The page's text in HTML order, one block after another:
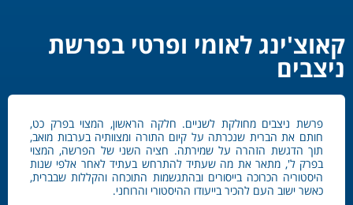
קאוצ'ינג לאומי ופרטי בפרשת
ניצבים
פרשת ניצבים מחולקת לשניים. חלקה הראשון, המצוי בפרק כט,
חותם את הברית שנכרתה על קיום התורה ומצוותיה בערבות מואב,
תוך הדגשת הזהרה על שמירתה. חציה השני של הפרשה, המצוי
בפרק ל', מתאר את מה שעתיד להתרחש בעתיד לאחר אלפי שנות
היסטוריה הכרוכה בייסורים ובהתגשמות התוכחה והקללות שבברית,
כאשר ישוב העם להכיר בייעודו ההיסטורי והרוחני.